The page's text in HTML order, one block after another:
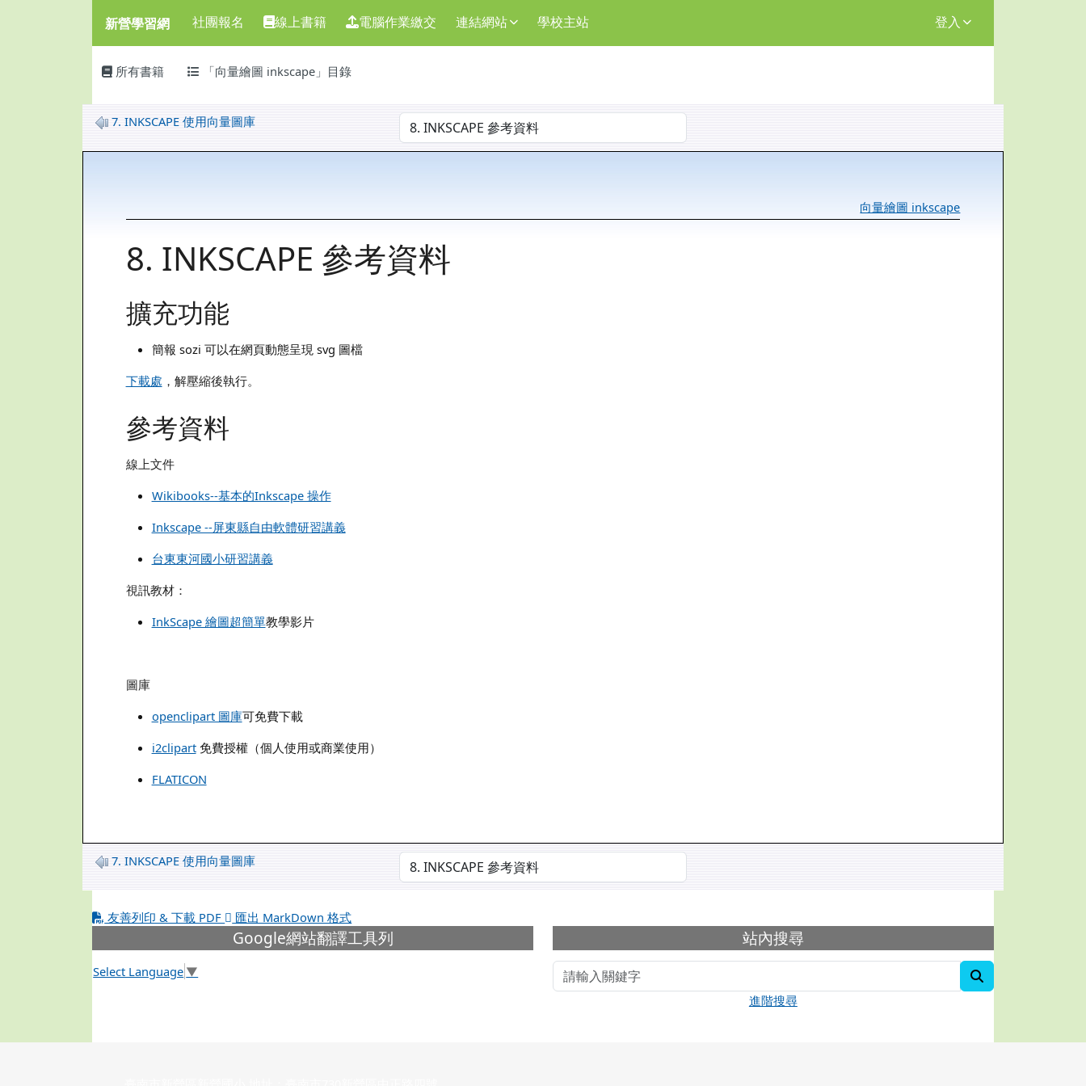
新營學習網
新營學習網 社團報名 線上書籍 電腦作業繳交 連結網站 學校主站 登入
主內容區域
所有書籍 「向量繪圖 inkscape」目錄
7. INKSCAPE 使用向量圖庫
向量繪圖 inkscape
8. INKSCAPE 參考資料
擴充功能
簡報 sozi 可以在網頁動態呈現 svg 圖檔
下載處 ，解壓縮後執行。
參考資料
線上文件
Wikibooks--基本的Inkscape 操作
Inkscape --屏東縣自由軟體研習講義
台東東河國小研習講義
視訊教材：
InkScape 繪圖超簡單教學影片
圖庫
openclipart 圖庫可免費下載
i2clipart免費授權（個人使用或商業使用）
FLATICON
7. INKSCAPE 使用向量圖庫
友善列印 & 下載 PDF 匯出 MarkDown 格式
下中左區域內容Google網站翻譯工具列
Select Language ▼
站內搜尋
進階搜尋
頁尾區域